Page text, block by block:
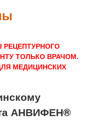
РЕЦЕПТУРНОГО
ТОЛЬКО ВРАЧОМ.
МЕДИЦИНСКИХ
АНВИФЕН®